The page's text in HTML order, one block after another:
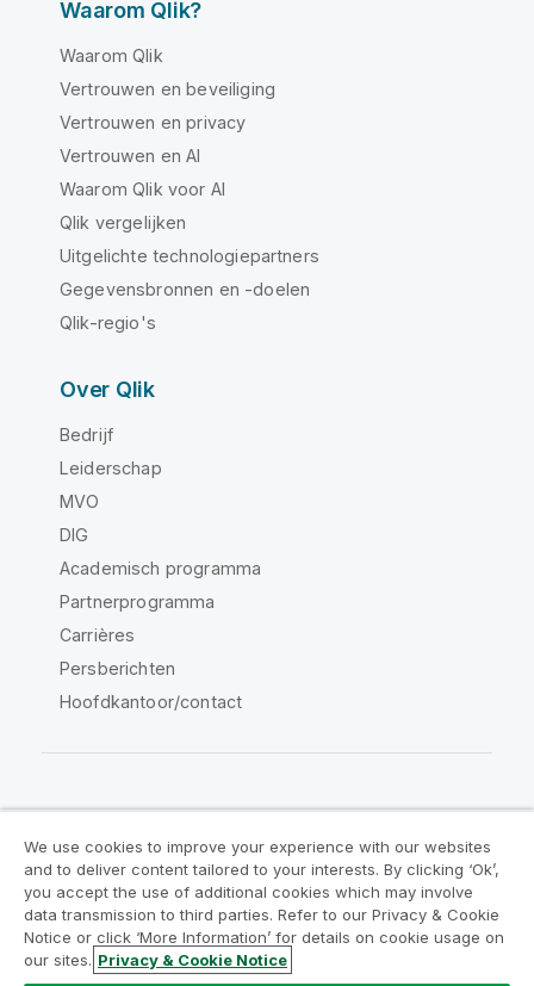
Waarom Qlik?
Waarom Qlik
Vertrouwen en beveiliging
Vertrouwen en privacy
Vertrouwen en AI
Waarom Qlik voor AI
Qlik vergelijken
Uitgelichte technologiepartners
Gegevensbronnen en -doelen
Qlik-regio's
Over Qlik
Bedrijf
Leiderschap
MVO
DIG
Academisch programma
Partnerprogramma
Carrières
Persberichten
Hoofdkantoor/contact
Juridische overeenkomsten
Productvoorwaarden
Legal Policies
Legal Policies
Gebruiksvoorwaarden
We use cookies to improve your experience with our websites
and to deliver content tailored to your interests. By clicking ‘Ok’,
you accept the use of additional cookies which may involve
data transmission to third parties. Refer to our Privacy & Cookie
Notice or click ‘More Information’ for details on cookie usage on
our sites. Privacy & Cookie Notice